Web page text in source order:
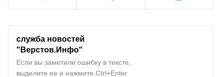
служба новостей
"Верстов.Инфо"
Если вы заметили ошибку в тексте,
выделите ее и нажмите Ctrl+Enter